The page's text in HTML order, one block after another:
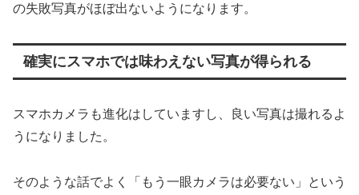
の失敗写真がほぼ出ないようになります。
確実にスマホでは味わえない写真が得られる
スマホカメラも進化はしていますし、良い写真は撮れるよ
うになりました。
そのような話でよく「もう一眼カメラは必要ない」という